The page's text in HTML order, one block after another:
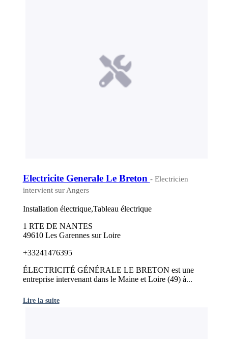
Electricite Generale Le Breton - Electricien
intervient sur Angers
Installation électrique,Tableau électrique
1 RTE DE NANTES
49610 Les Garennes sur Loire
+33241476395
ÉLECTRICITÉ GÉNÉRALE LE BRETON est une
entreprise intervenant dans le Maine et Loire (49) à...
Lire la suite